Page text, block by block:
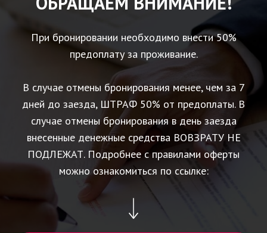
При бронировании необходимо внести 50%
предоплату за проживание.
В случае отмены бронирования менее, чем за 7
дней до заезда, ШТРАФ 50% от предоплаты. В
случае отмены бронирования в день заезда
внесенные денежные средства ВОВЗРАТУ НЕ
ПОДЛЕЖАТ. Подробнее с правилами оферты
можно ознакомиться по ссылке: